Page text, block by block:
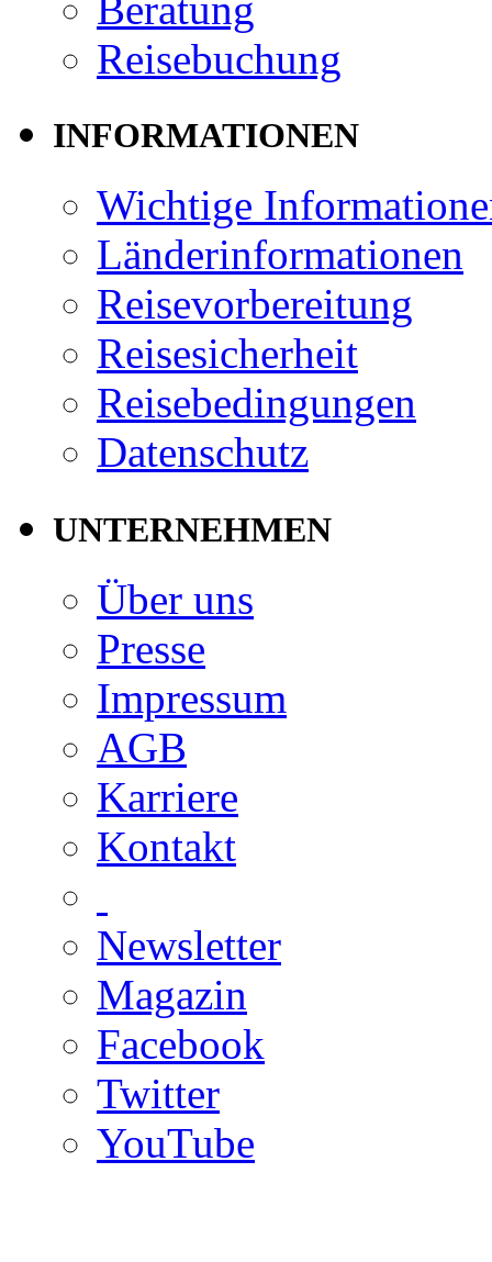
Reisebuchung
INFORMATIONEN
Wichtige
Länderinformationen
Reisevorbereitung
Reisesicherheit
Reisebedingungen
Datenschutz
UNTERNEHMEN
Über uns
Presse
Impressum
AGB
Karriere
Kontakt
Newsletter
Magazin
Facebook
Twitter
YouTube